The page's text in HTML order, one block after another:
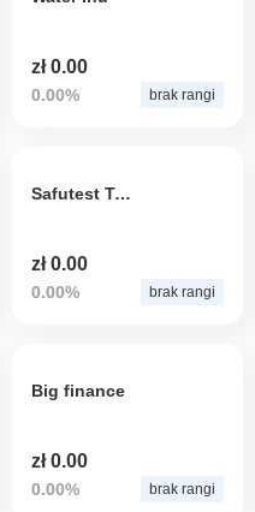
zł 0.00
0.00% brak rangi
Safutest Token
zł 0.00
0.00% brak rangi
Big finance
zł 0.00
0.00% brak rangi